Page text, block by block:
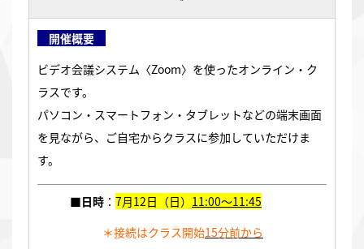
開催概要
ビデオ会議システム〈Zoom〉を使ったオンライン・ク
ラスです。
パソコン・スマートフォン・タブレットなどの端末画面
を見ながら、ご自宅からクラスに参加していただけま
す。
■日時 ： 7月12日（日） 11:00～11:45
＊接続はクラス開始15分前から